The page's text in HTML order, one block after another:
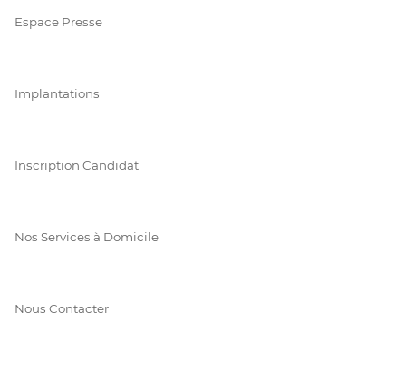
Espace Presse
Implantations
Inscription Candidat
Nos Services à Domicile
Nous Contacter